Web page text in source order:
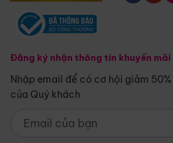
Đăng ký nhận thông tin khuyến mãi
Nhập email để có cơ hội giảm
của Quý khách